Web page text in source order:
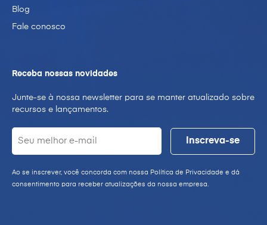
Blog
Fale conosco
Receba nossas novidades
Junte-se à nossa newsletter para se manter atualizado sobre
recursos e lançamentos.
Ao se inscrever, você concorda com nossa Política de Privacidade e dá
consentimento para receber atualizações da nossa empresa.